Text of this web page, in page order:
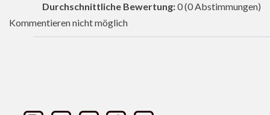
Durchschnittliche Bewertung:0(0 Abstimmungen)
Kommentieren nicht möglich